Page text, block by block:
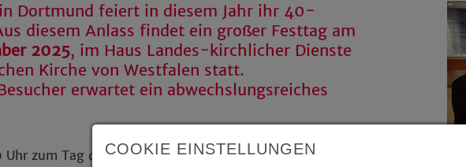
Dortmund feiert in diesem Jahr ihr 40-
diesem Anlass findet ein großer Festtag am
2025, im Haus Landes-kirchlicher Dienste
Kirche von Westfalen statt.
erwartet ein abwechslungsreiches
Uhr zum Tag der offenen Tür mit kreativen
COOKIE EINSTELLUNGEN